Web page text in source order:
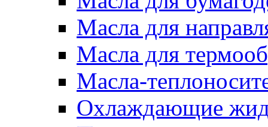
Масла для
Масла для
Масла-
Охлаждающие